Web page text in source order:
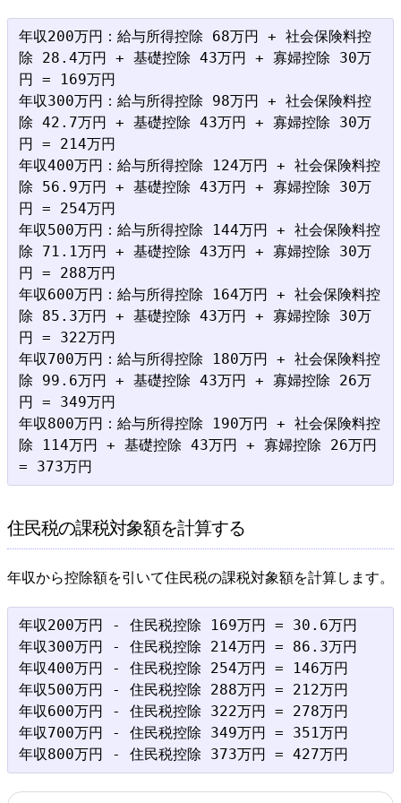
年収200万円：給与所得控除 68万円 + 社会保険料控
除 28.4万円 + 基礎控除 43万円 + 寡婦控除 30万
円 = 169万円
年収300万円：給与所得控除 98万円 + 社会保険料控
除 42.7万円 + 基礎控除 43万円 + 寡婦控除 30万
円 = 214万円
年収400万円：給与所得控除 124万円 + 社会保険料控
除 56.9万円 + 基礎控除 43万円 + 寡婦控除 30万
円 = 254万円
年収500万円：給与所得控除 144万円 + 社会保険料控
除 71.1万円 + 基礎控除 43万円 + 寡婦控除 30万
円 = 288万円
年収600万円：給与所得控除 164万円 + 社会保険料控
除 85.3万円 + 基礎控除 43万円 + 寡婦控除 30万
円 = 322万円
年収700万円：給与所得控除 180万円 + 社会保険料控
除 99.6万円 + 基礎控除 43万円 + 寡婦控除 26万
円 = 349万円
年収800万円：給与所得控除 190万円 + 社会保険料控
除 114万円 + 基礎控除 43万円 + 寡婦控除 26万円
住民税の課税対象額を計算する
年収から控除額を引いて住民税の課税対象額を計算します。
年収200万円 - 住民税控除 169万円 = 30.6万円
年収300万円 - 住民税控除 214万円 = 86.3万円
年収400万円 - 住民税控除 254万円 = 146万円
年収500万円 - 住民税控除 288万円 = 212万円
年収600万円 - 住民税控除 322万円 = 278万円
年収700万円 - 住民税控除 349万円 = 351万円